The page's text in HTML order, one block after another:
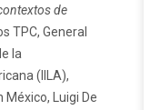
de
TPC, General
la
(IILA),
Luigi De